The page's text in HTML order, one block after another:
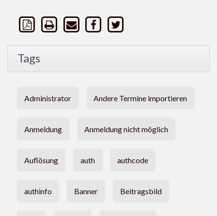
Tags
Administrator Andere Termine importieren
Anmeldung Anmeldung nicht möglich
Auflösung auth authcode
authinfo Banner Beitragsbild